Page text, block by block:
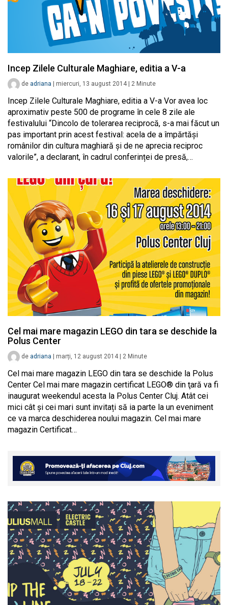
Incep Zilele Culturale Maghiare, editia a V-a
de adriana miercuri, 13 august 2014 2 Minute
Incep Zilele Culturale Maghiare, editia a V-a Vor avea loc
aproximativ peste 500 de programe în cele 8 zile ale
festivalului “Dincolo de tolerarea reciprocă, s-a mai făcut un
pas important prin acest festival: acela de a împărtăși
românilor din cultura maghiară și de ne aprecia reciproc
valorile”, a declarant, în cadrul conferinței de presă,…
Cel mai mare magazin LEGO din tara se deschide la
Polus Center
de adriana marți, 12 august 2014 2 Minute
Cel mai mare magazin LEGO din tara se deschide la Polus
Center Cel mai mare magazin certificat LEGO® din ţară va fi
inaugurat weekendul acesta la Polus Center Cluj. Atât cei
mici cât și cei mari sunt invitați să ia parte la un eveniment
ce va marca deschiderea noului magazin. Cel mai mare
magazin Certificat…